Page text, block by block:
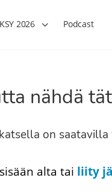
2026 Podcast
nähdä
on saatavilla
alta tai liity